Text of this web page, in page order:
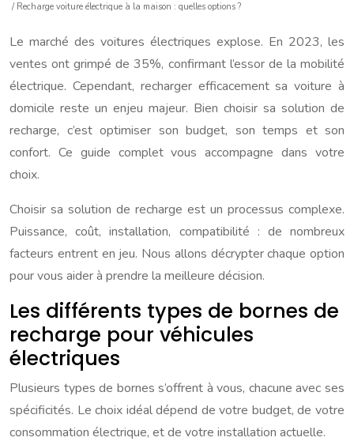
/ Recharge voiture électrique à la maison : quelles options ?
Le marché des voitures électriques explose. En 2023, les
ventes ont grimpé de 35%, confirmant l’essor de la mobilité
électrique. Cependant, recharger efficacement sa voiture à
domicile reste un enjeu majeur. Bien choisir sa solution de
recharge, c’est optimiser son budget, son temps et son
confort. Ce guide complet vous accompagne dans votre
choix.
Choisir sa solution de recharge est un processus complexe.
Puissance, coût, installation, compatibilité : de nombreux
facteurs entrent en jeu. Nous allons décrypter chaque option
pour vous aider à prendre la meilleure décision.
Les différents types de bornes de
recharge pour véhicules
électriques
Plusieurs types de bornes s’offrent à vous, chacune avec ses
spécificités. Le choix idéal dépend de votre budget, de votre
consommation électrique, et de votre installation actuelle.